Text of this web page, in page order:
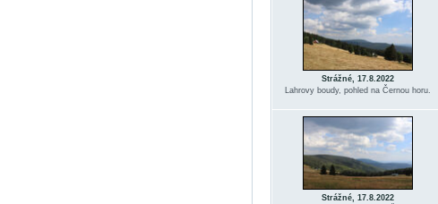
Strážné, 17.8.2022
Lahrovy boudy, pohled na Černou horu.
Strážné, 17.8.2022